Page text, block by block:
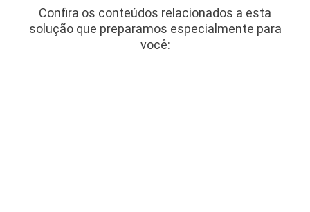
Confira os conteúdos relacionados a esta
solução que preparamos especialmente para
você: